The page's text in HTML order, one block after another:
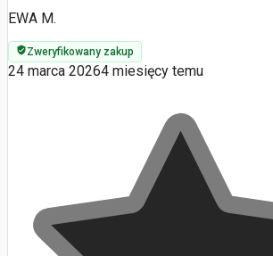
EWA M.
Zweryfikowany zakup
24 marca 20264 miesięcy temu